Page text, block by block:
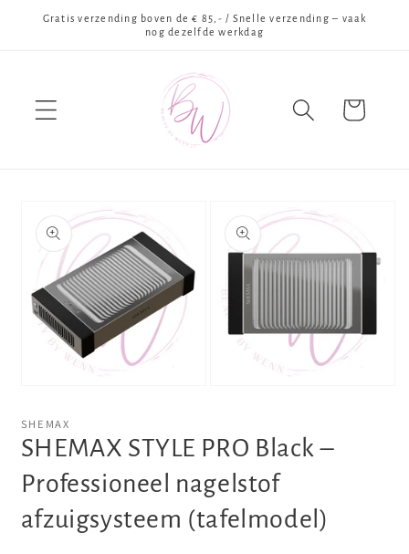
naar de
Gratis verzending boven de € 85,- / Snelle verzending – vaak
nog dezelfde werkdag
Winkelwagen
direct naar
openen
in
modaal
modaal
SHEMAX
SHEMAX STYLE PRO Black –
Professioneel nagelstof
afzuigsysteem (tafelmodel)